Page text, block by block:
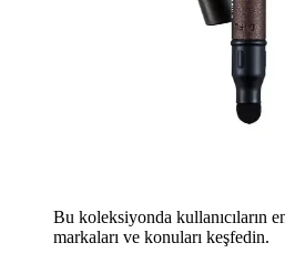
Bu koleksiyonda kullanıcıların
markaları ve konuları keşfedin.